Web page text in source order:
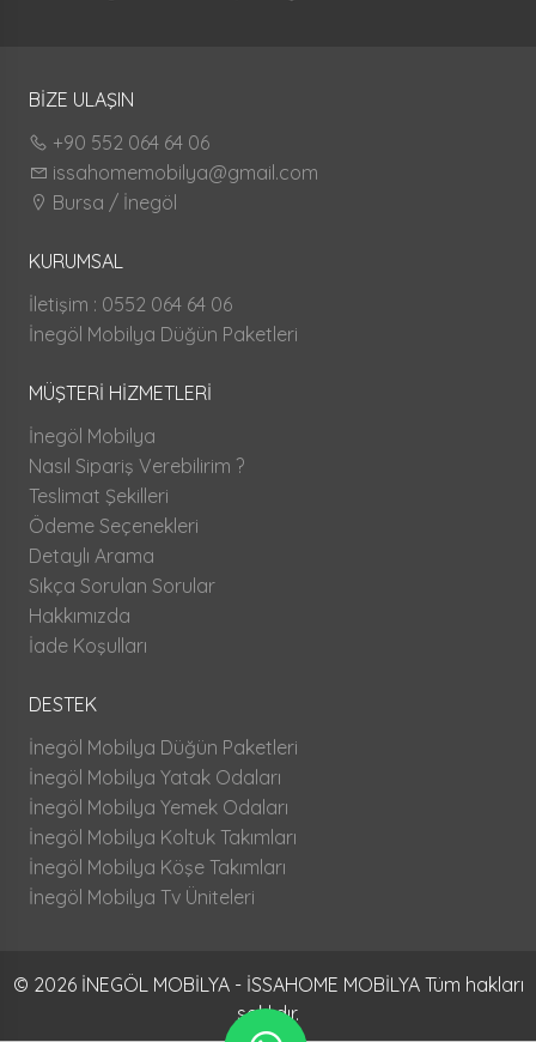
BİZE ULAŞIN
+90 552 064 64 06
issahomemobilya@gmail.com
Bursa / İnegöl
KURUMSAL
İletişim : 0552 064 64 06
İnegöl Mobilya Düğün Paketleri
MÜŞTERİ HİZMETLERİ
İnegöl Mobilya
Nasıl Sipariş Verebilirim ?
Teslimat Şekilleri
Ödeme Seçenekleri
Detaylı Arama
Sıkça Sorulan Sorular
Hakkımızda
İade Koşulları
DESTEK
İnegöl Mobilya Düğün Paketleri
İnegöl Mobilya Yatak Odaları
İnegöl Mobilya Yemek Odaları
İnegöl Mobilya Koltuk Takımları
İnegöl Mobilya Köşe Takımları
İnegöl Mobilya Tv Üniteleri
© 2026 İNEGÖL MOBİLYA - İSSAHOME MOBİLYA Tüm hakları
saklıdır.